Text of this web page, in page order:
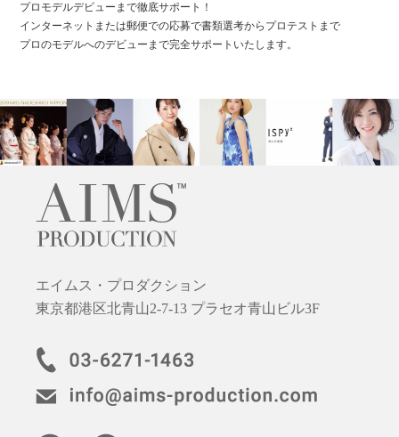
プロモデルデビューまで徹底サポート！
インターネットまたは郵便での応募で書類選考からプロテストまで
プロのモデルへのデビューまで完全サポートいたします。
エイムス・プロダクション
東京都港区北青山2-7-13 プラセオ青山ビル3F